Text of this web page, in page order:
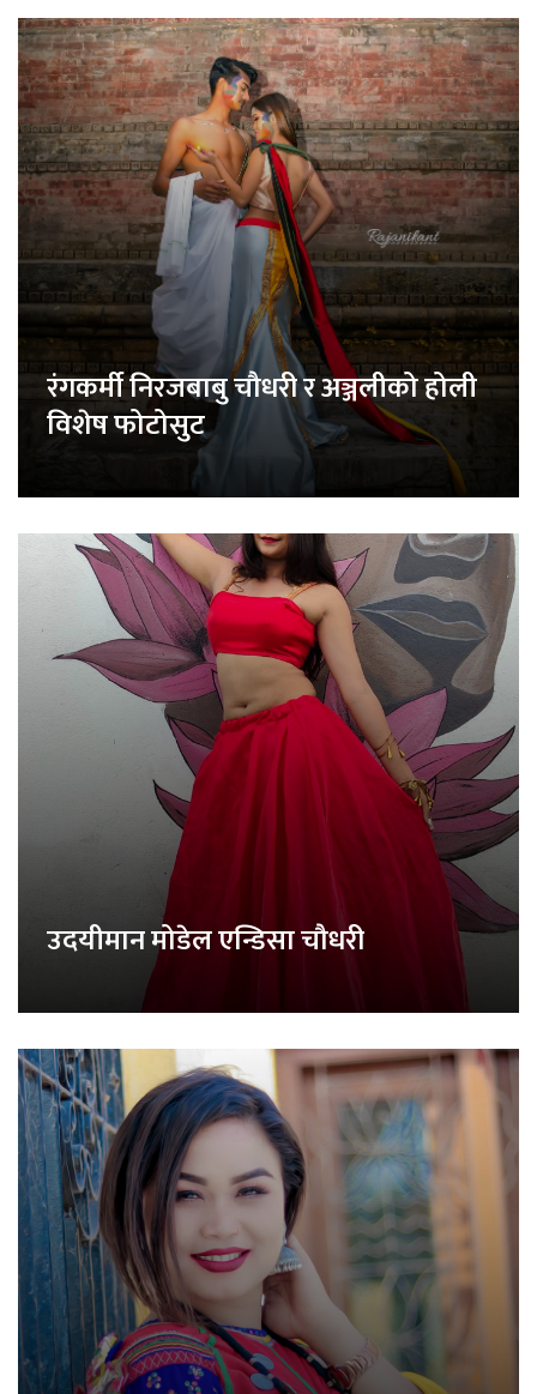
रंगकर्मी निरजबाबु चौधरी र अञ्जलीको होली
विशेष फोटोसुट
उदयीमान मोडेल एन्डिसा चौधरी